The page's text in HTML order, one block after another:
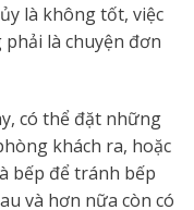
là không tốt, việc
là chuyện đơn
có thể đặt những
khách ra, hoặc
bếp để tránh bếp
và hơn nữa còn có